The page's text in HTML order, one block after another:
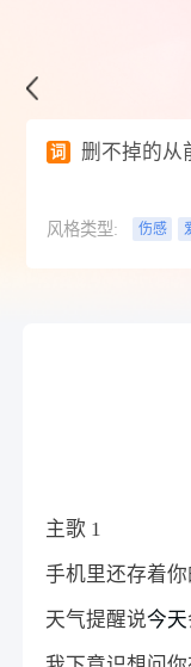
词 删不掉的从
风格类型: 伤感
主歌 1
手机里还存着你
天气提醒说今天